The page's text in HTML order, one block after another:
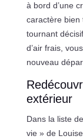
à bord d’une
caractère bien
tournant
d’air frais,
nouveau
extérieur
Dans la liste
vie » de